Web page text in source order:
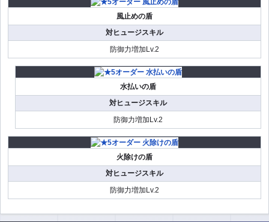
風止めの盾
対ヒュージスキル
防御力増加Lv.2
水払いの盾
対ヒュージスキル
防御力増加Lv.2
火除けの盾
対ヒュージスキル
防御力増加Lv.2